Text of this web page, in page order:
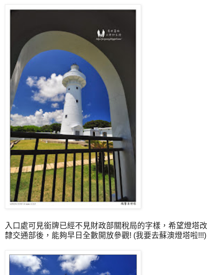
入口處可見銜牌已經不見財政部關稅局的字樣，希望燈塔改
隸交通部後，能夠早日全數開放參觀! (我要去蘇澳燈塔啦!!!)